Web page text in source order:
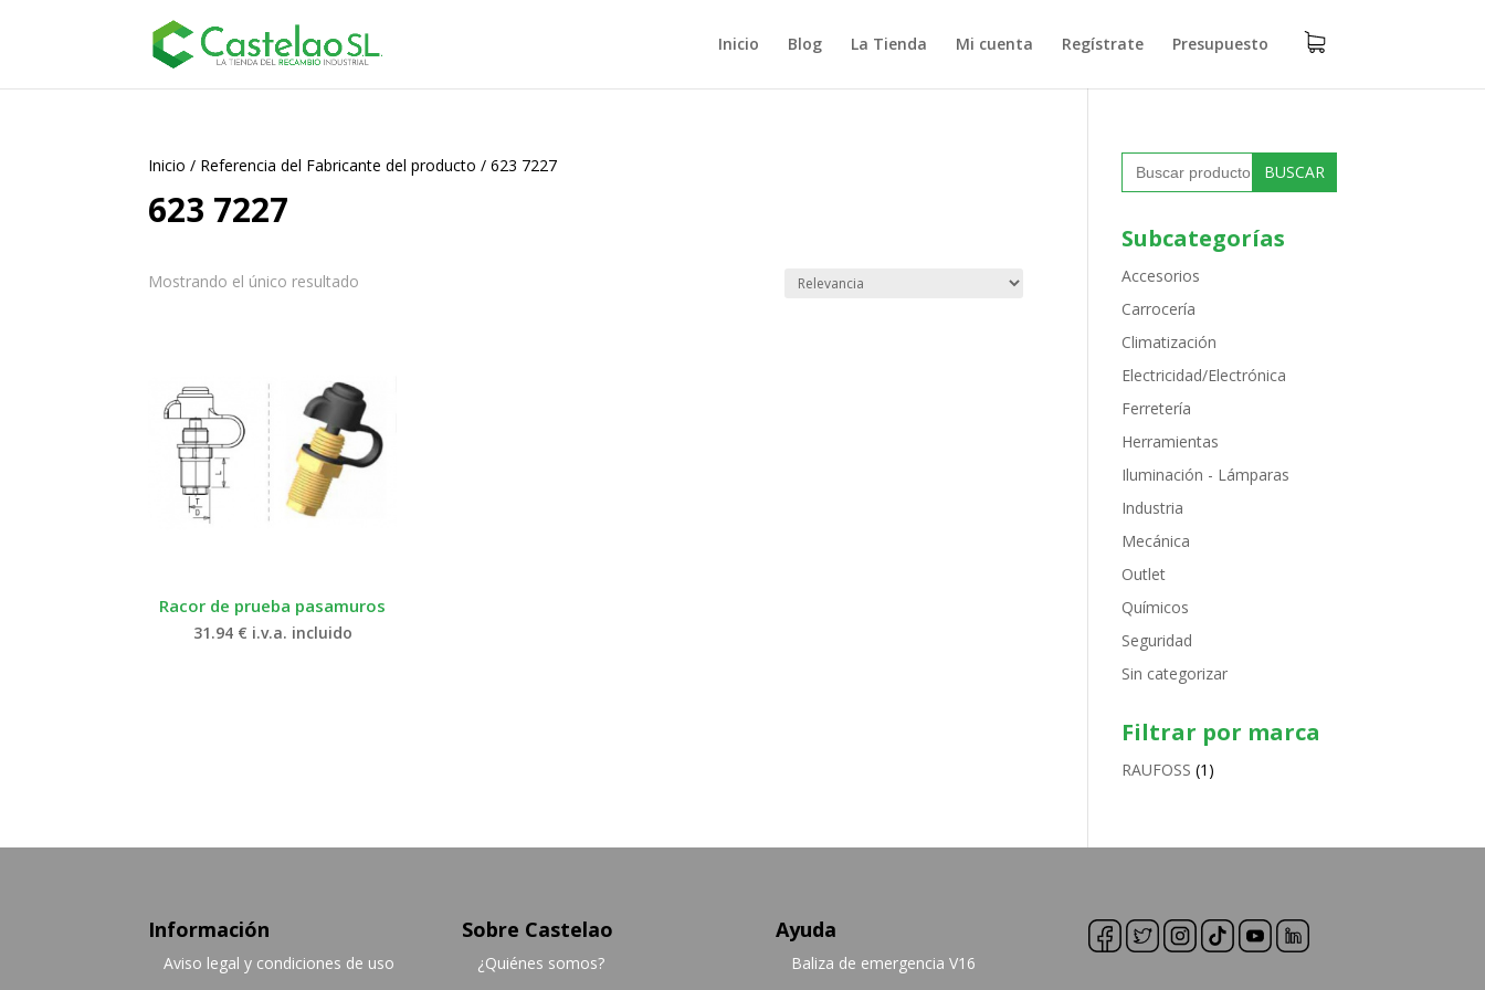
Inicio Blog La Tienda Mi cuenta Regístrate Presupuesto
Inicio / Referencia del Fabricante del producto /623 7227
623 7227
Mostrando el único resultado
Racor de prueba pasamuros
31.94 € i.v.a. incluido
Buscar:
Subcategorías
Accesorios
Carrocería
Climatización
Electricidad/Electrónica
Ferretería
Herramientas
Iluminación - Lámparas
Industria
Mecánica
Outlet
Químicos
Seguridad
Sin categorizar
Filtrar por marca
RAUFOSS (1)
Información
Aviso legal y condiciones de uso
Sobre Castelao
¿Quiénes somos?
Ayuda
Baliza de emergencia V16